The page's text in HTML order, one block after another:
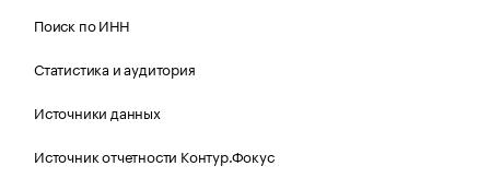
Поиск по ИНН
Статистика и аудитория
Источники данных
Источник отчетности Контур.Фокус